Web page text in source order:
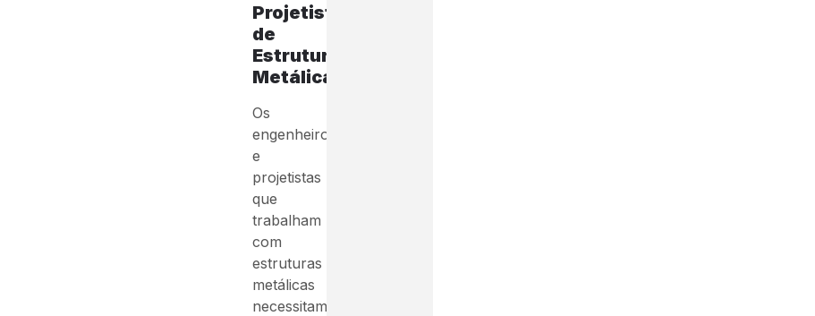
Projetista
de
Estruturas
Metálicas:
Os
engenheiros
e
projetistas
que
trabalham
com
estruturas
metálicas
necessitam